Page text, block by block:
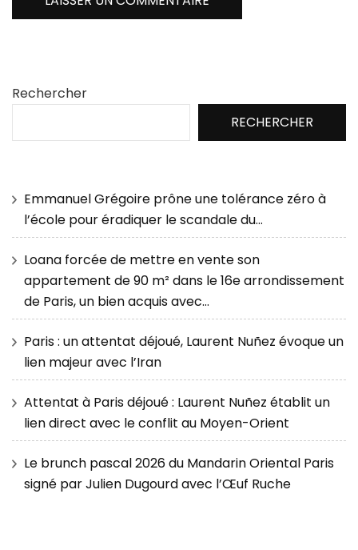
Rechercher
RECHERCHER
Emmanuel Grégoire prône une tolérance zéro à
l’école pour éradiquer le scandale du…
Loana forcée de mettre en vente son
appartement de 90 m² dans le 16e arrondissement
de Paris, un bien acquis avec…
Paris : un attentat déjoué, Laurent Nuñez évoque un
lien majeur avec l’Iran
Attentat à Paris déjoué : Laurent Nuñez établit un
lien direct avec le conflit au Moyen-Orient
Le brunch pascal 2026 du Mandarin Oriental Paris
signé par Julien Dugourd avec l’Œuf Ruche